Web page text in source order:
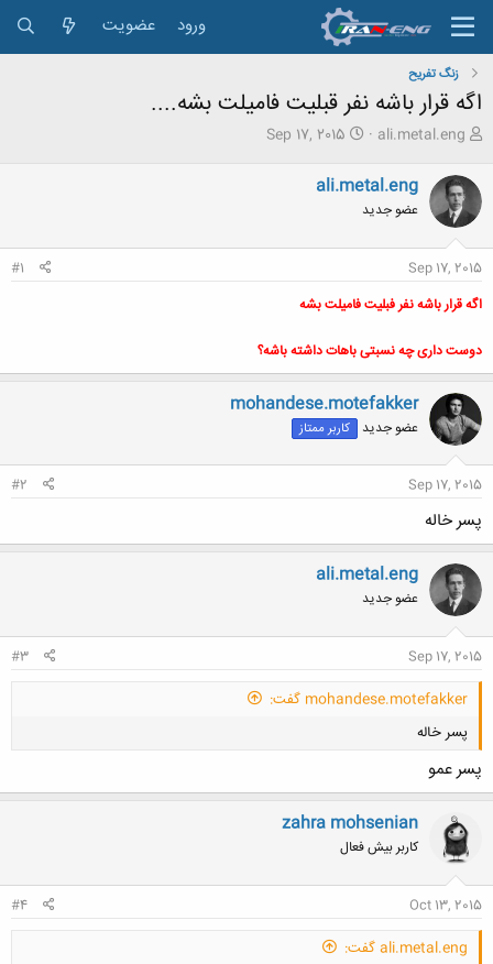
ورود عضویت
زنگ تفريح
اگه قرار باشه نفر قبلیت فامیلت بشه....
ش
و
ع
ک
ن
ن
د
ه
م
ض
و
ع
ali.metal.eng
ت
ی
ر
ع
Sep 17, 2015
ali.metal.eng
عضو جدید
Sep 17, 2015
#1
اگه قرار باشه نفر فبلیت فامیلت بشه
دوست داری چه نسبتی باهات داشته باشه؟
mohandese.motefakker
عضو جدید کاربر ممتاز
Sep 17, 2015
#2
پسر خاله
ali.metal.eng
عضو جدید
Sep 17, 2015
#3
mohandese.motefakker گفت:
پسر خاله
پسر عمو
zahra mohsenian
کاربر بیش فعال
Oct 13, 2015
#4
ali.metal.eng گفت: